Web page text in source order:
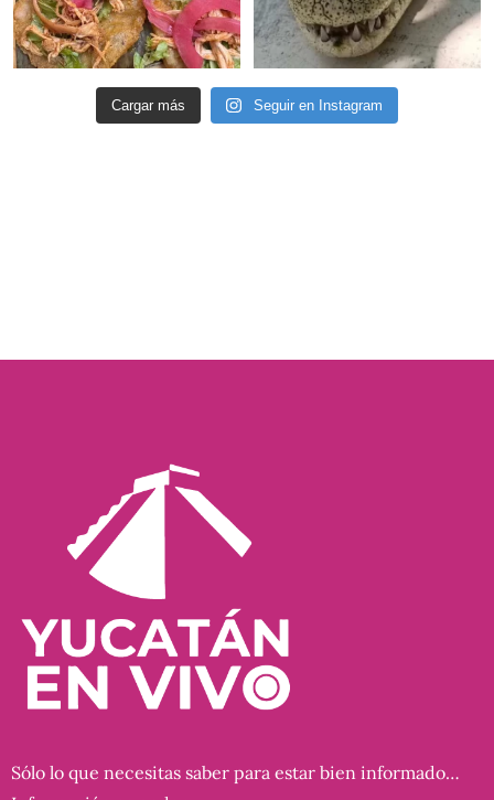
Cargar más Seguir en Instagram
Sólo lo que necesitas saber para estar bien informado…